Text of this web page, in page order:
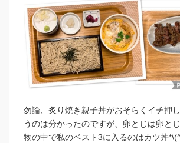
勿論、炙り焼き親子丼がおそらくイチ押
うのは分かったのですが、卵とじは卵と
物の中で私のベスト3に入るのはカツ丼